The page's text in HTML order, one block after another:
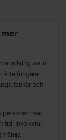
kring var ni
inte fungerar
tankar och
personer med
tid. Involverar
främja